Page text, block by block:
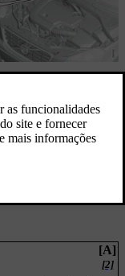
podem ser
[A]
[2]